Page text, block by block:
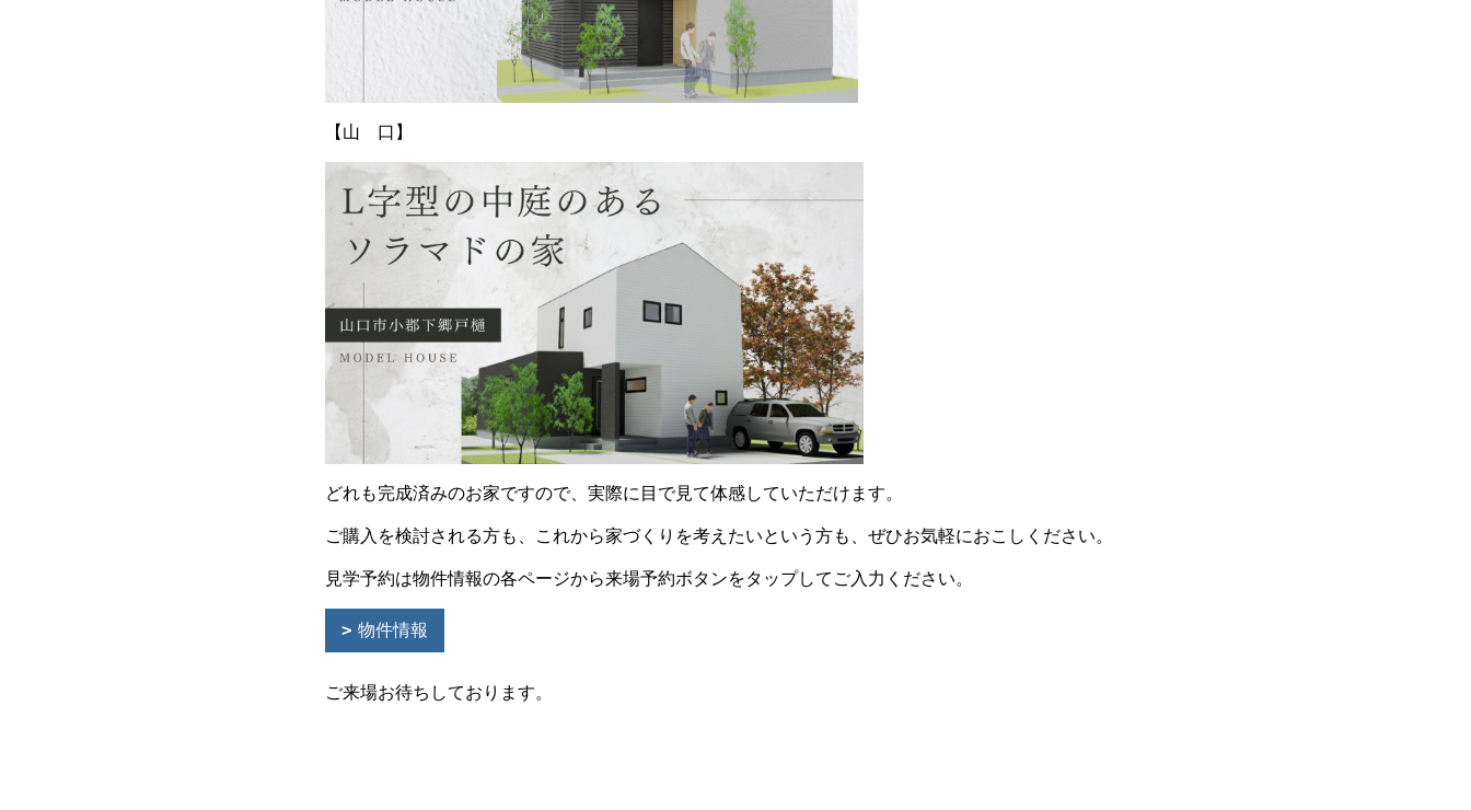
【山 口】
どれも完成済みのお家ですので、実際に目で見て体感していただけます。
ご購入を検討される方も、これから家づくりを考えたいという方も、ぜひお気軽におこしください。
見学予約は物件情報の各ページから来場予約ボタンをタップしてご入力ください。
物件情報
ご来場お待ちしております。